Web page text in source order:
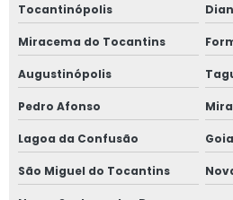
Tocantinópolis
Miracema do Tocantins
Augustinópolis
Pedro Afonso
Lagoa da Confusão
São Miguel do Tocantins